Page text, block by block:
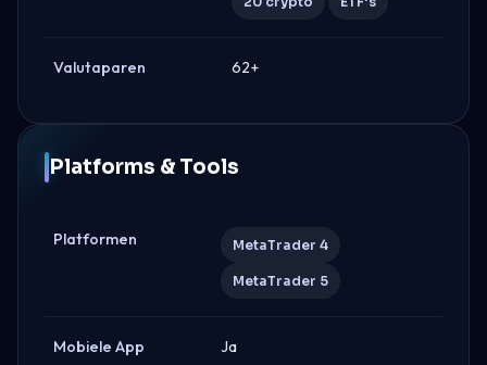
Valutaparen 62+
Platforms & Tools
Platformen MetaTrader 4
MetaTrader 5
Mobiele App Ja